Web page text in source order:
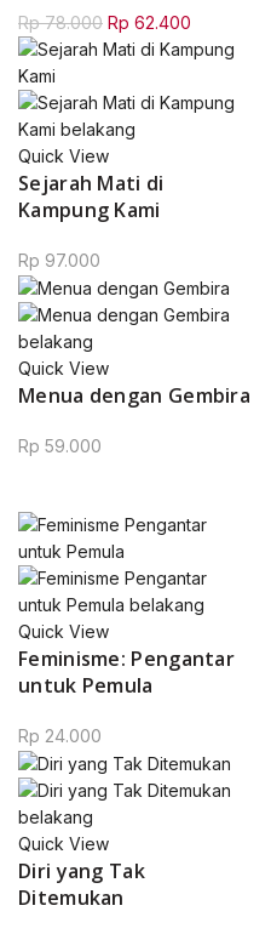
Rp78.000 Original
price
Rp 78.000.
Rp 62.400
price
Rp 62.400.
Quick View
Sejarah Mati di
Kampung Kami
Rp 97.000
Quick View
Menua dengan Gembira
Rp 59.000
Quick View
Feminisme: Pengantar
untuk Pemula
Rp 24.000
Quick View
Diri yang Tak
Ditemukan